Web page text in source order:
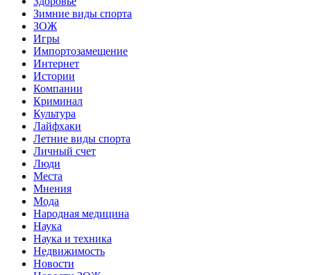
Зимние виды спорта
ЗОЖ
Игры
Импортозамещение
Интернет
Истории
Компании
Криминал
Культура
Лайфхаки
Летние виды спорта
Личный счет
Люди
Места
Мнения
Мода
Народная медицина
Наука
Наука и техника
Недвижимость
Новости